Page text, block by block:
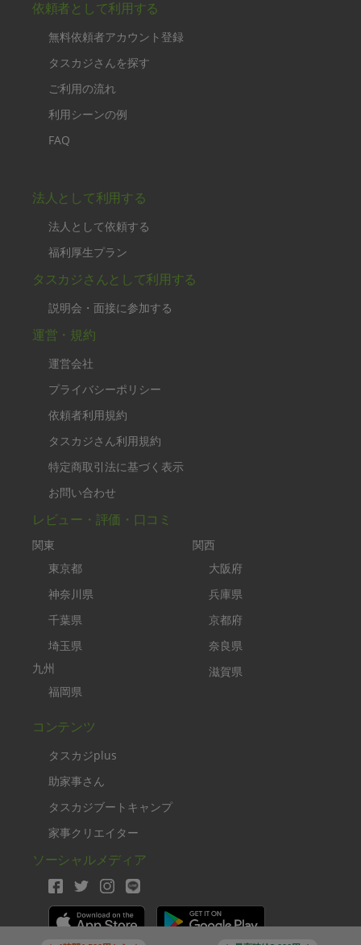
依頼者として利用する
無料依頼者アカウント登録
タスカジさんを探す
ご利用の流れ
利用シーンの例
FAQ
法人として利用する
法人として依頼する
福利厚生プラン
タスカジさんとして利用する
説明会・面接に参加する
運営・規約
運営会社
プライバシーポリシー
依頼者利用規約
タスカジさん利用規約
特定商取引法に基づく表示
お問い合わせ
レビュー・評価・口コミ
関東
東京都
神奈川県
千葉県
埼玉県
九州
福岡県
関西
大阪府
兵庫県
京都府
奈良県
滋賀県
コンテンツ
タスカジplus
助家事さん
タスカジブートキャンプ
家事クリエイター
ソーシャルメディア